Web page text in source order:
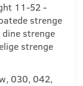
11-52 -
strenge
strenge
strenge
030, 042,